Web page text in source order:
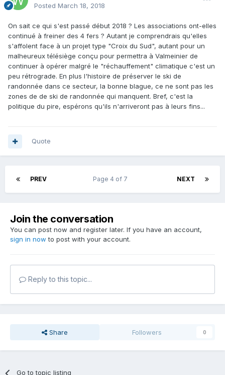
Posted March 18, 2018
On sait ce qui s'est passé début 2018 ? Les associations ont-elles
continué à freiner des 4 fers ? Autant je comprendrais qu'elles
s'affolent face à un projet type "Croix du Sud", autant pour un
malheureux télésiège conçu pour permettra à Valmeinier de
continuer à opérer malgré le "réchauffement" climatique c'est un
peu rétrograde. En plus l'histoire de préserver le ski de
randonnée dans ce secteur, la bonne blague, ce ne sont pas les
zones de de ski de randonnée qui manquent. Bref, c'est la
politique du pire, espérons qu'ils n'arriveront pas à leurs fins...
Quote
PREV NEXT
Page 4 of 7
Join the conversation
You can post now and register later. If you have an account,
sign in now to post with your account.
Reply to this topic...
Share Followers 0
Go to topic listing